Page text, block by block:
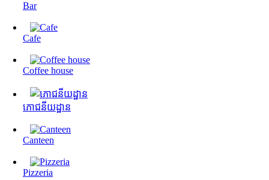
Bar
Cafe
Coffee house
ភោជនីយដ្ឋាន
Canteen
Pizzeria